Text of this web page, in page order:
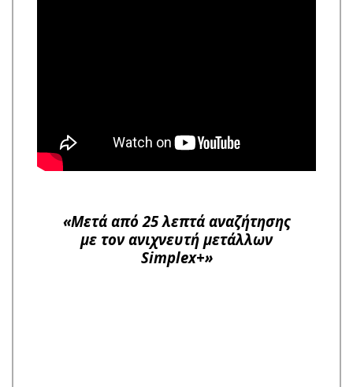
«Μετά από 25 λεπτά αναζήτησης
με τον ανιχνευτή μετάλλων
Simplex+»